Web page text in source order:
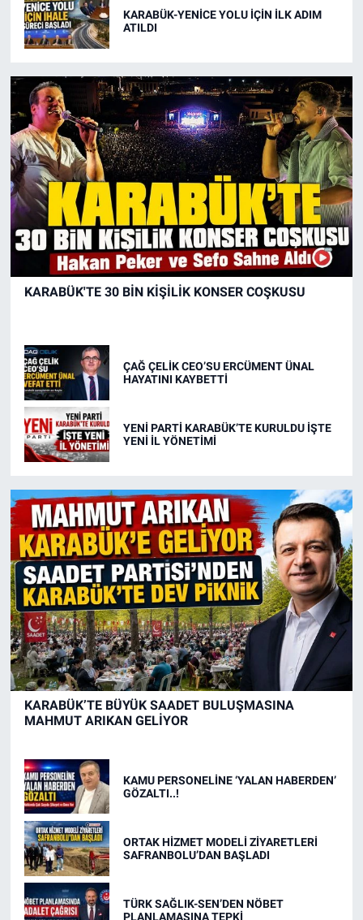
KARABÜK-YENİCE YOLU İÇİN İLK ADIM
ATILDI
KARABÜK'TE 30 BİN KİŞİLİK KONSER COŞKUSU
ÇAĞ ÇELİK CEO’SU ERCÜMENT ÜNAL
HAYATINI KAYBETTİ
YENİ PARTİ KARABÜK’TE KURULDU İŞTE
YENİ İL YÖNETİMİ
KARABÜK’TE BÜYÜK SAADET BULUŞMASINA
MAHMUT ARIKAN GELİYOR
KAMU PERSONELİNE ‘YALAN HABERDEN’
GÖZALTI..!
ORTAK HİZMET MODELİ ZİYARETLERİ
SAFRANBOLU’DAN BAŞLADI
TÜRK SAĞLIK-SEN’DEN NÖBET
PLANLAMASINA TEPKİ